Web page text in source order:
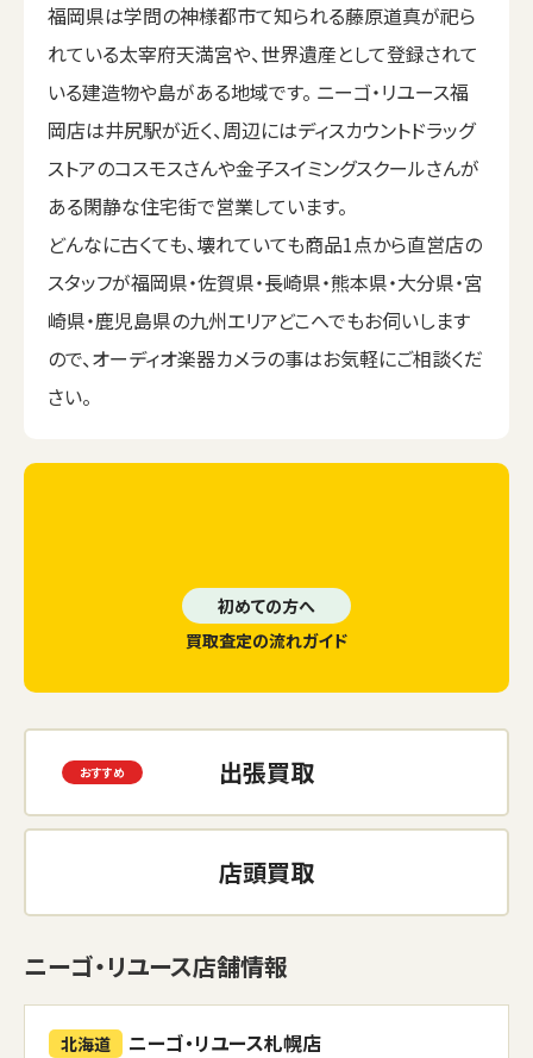
福岡県は学問の神様都市て知られる藤原道真が祀ら
れている太宰府天満宮や、世界遺産として登録されて
いる建造物や島がある地域です。 ニーゴ・リユース福
岡店は井尻駅が近く、周辺にはディスカウントドラッグ
ストアのコスモスさんや金子スイミングスクールさんが
ある閑静な住宅街で営業しています。
どんなに古くても、壊れていても商品1点から直営店の
スタッフが福岡県・佐賀県・長崎県・熊本県・大分県・宮
崎県・鹿児島県の九州エリアどこへでもお伺いします
ので、オーディオ楽器カメラの事はお気軽にご相談くだ
さい。
初めての方へ
買取査定の流れガイド
出張買取
店頭買取
ニーゴ・リユース店舗情報
北海道 ニーゴ・リユース札幌店